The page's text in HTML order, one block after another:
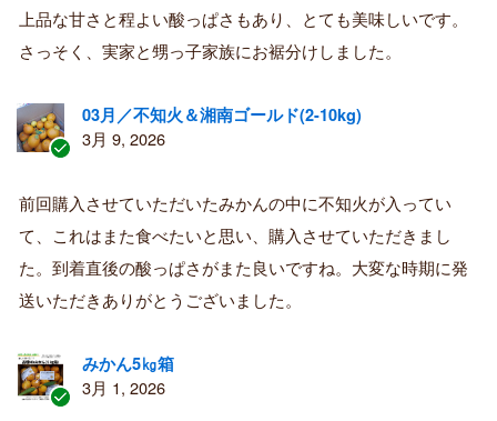
者
上品な甘さと程よい酸っぱさもあり、とても美味しいです。
さっそく、実家と甥っ子家族にお裾分けしました。
証
済
み
購
者
03月／不知火＆湘南ゴールド(2-10kg)
3月 9, 2026
前回購入させていただいたみかんの中に不知火が入ってい
て、これはまた食べたいと思い、購入させていただきまし
た。到着直後の酸っぱさがまた良いですね。大変な時期に発
送いただきありがとうございました。
みかん5㎏箱
3月 1, 2026